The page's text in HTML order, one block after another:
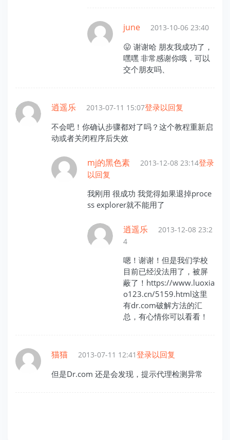
june 2013-10-06 23:40
😛 谢谢哈 朋友我成功了，
嘿嘿 非常感谢你哦，可以
交个朋友吗、
逍遥乐 2013-07-11 15:07登录以回复
不会吧！你确认步骤都对了吗？这个教程重新启
动或者关闭程序后失效
mj的黑色素 2013-12-08 23:14登录
以回复
我刚用 很成功 我觉得如果退掉proce
ss explorer就不能用了
逍遥乐
2013-12-08 23:2
4
嗯！谢谢！但是我们学校
目前已经没法用了，被屏
蔽了！https://www.luoxia
o123.cn/5159.html这里
有dr.com破解方法的汇
总，有心情你可以看看！
猫猫 2013-07-11 12:41登录以回复
但是Dr.com 还是会发现，提示代理检测异常